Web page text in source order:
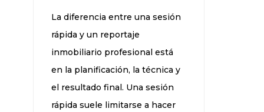
La diferencia entre una sesión
rápida y un reportaje
inmobiliario profesional está
en la planificación, la técnica y
el resultado final. Una sesión
rápida suele limitarse a hacer